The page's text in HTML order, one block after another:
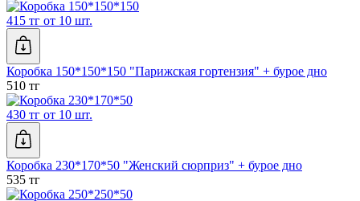
415 тг от 10 шт.
Коробка 150*150*150 "Парижская гортензия" + бурое дно
510 тг
430 тг от 10 шт.
Коробка 230*170*50 "Женский сюрприз" + бурое дно
535 тг